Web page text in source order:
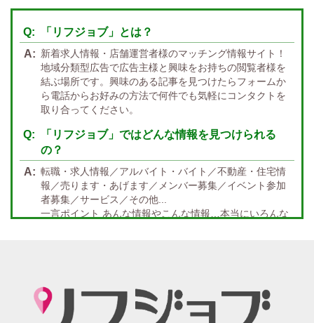
週1日～OK
指名バック率高め 週1・月1～OK
託児所紹介あり 初心者歓迎
資格者優遇
宿泊・送迎あり 50代以上歓迎
経験者優遇
経験者歓迎 未経験者あり
未経験者金着 60代歓迎
九州・沖縄 エリア
大分 福岡 佐賀 長崎 宮崎 熊本 鹿児島 沖縄
中四国 エリア
岡山 鳥取 広島 島根
「リフジョブ」とは？
新着求人情報・店舗運営者様のマッチング情報サイト！
地域分類型広告で広告主様と興味をお持ちの閲覧者様を
結ぶ場所です。興味のある記事を見つけたらフォームか
ら電話からお好みの方法で何件でも気軽にコンタクトを
取り合ってください。
「リフジョブ」ではどんな情報を見つけられる
の？
転職・求人情報／アルバイト・バイト／不動産・住宅情
報／売ります・あげます／メンバー募集／イベント参加
者募集／サービス／その他...
一言ポイント あんな情報やこんな情報…本当にいろんな
紙面媒体スポーツ紙のあの広告求人情報から意味深長な
広告!?まで興味のある方もただ眺めてるだけ、という通り
すがりの方へも！もっとkhaosな情報たちを掲載する場所